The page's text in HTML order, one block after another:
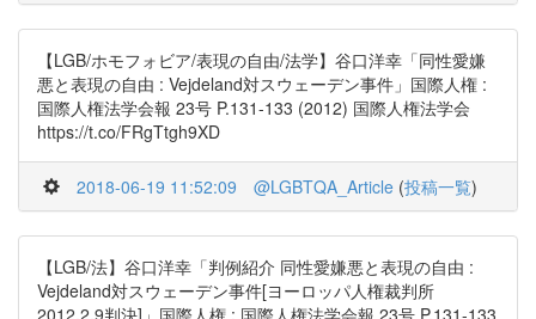
【LGB/ホモフォビア/表現の自由/法学】谷口洋幸「同性愛嫌
悪と表現の自由 : Vejdeland対スウェーデン事件」国際人権 :
国際人権法学会報 23号 P.131-133 (2012) 国際人権法学会
https://t.co/FRgTtgh9XD
2018-06-19 11:52:09 @LGBTQA_Article (投稿一覧)
【LGB/法】谷口洋幸「判例紹介 同性愛嫌悪と表現の自由 :
Vejdeland対スウェーデン事件[ヨーロッパ人権裁判所
2012.2.9判決]」国際人権 : 国際人権法学会報 23号 P.131-133